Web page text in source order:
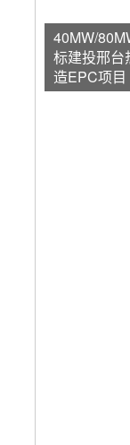
40MW/
标建投邢台
造EPC项目